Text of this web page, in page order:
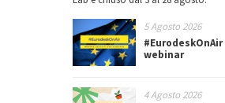
5 Agosto 2026
webinar
4 Agosto 2026